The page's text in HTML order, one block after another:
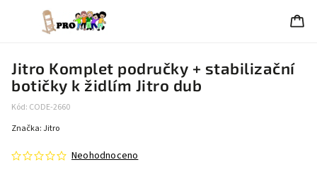
Jitro Komplet područky + stabilizační
botičky k židlím Jitro dub
Kód: CODE-2660
Neohodnoceno
Značka:Jitro